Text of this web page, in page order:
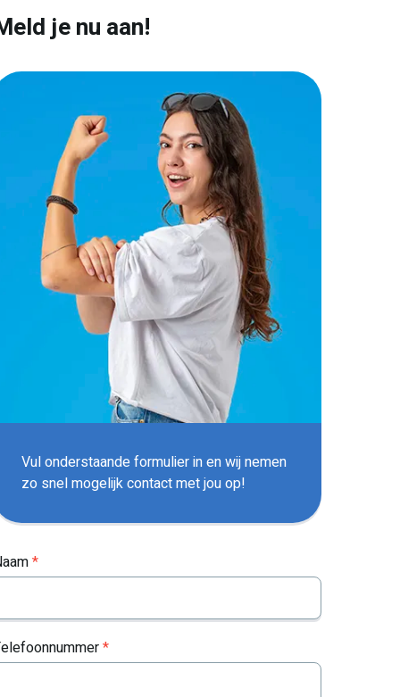
je nu aan!
Vul onderstaande formulier in en wij nemen
zo snel mogelijk contact met jou op!
*
*